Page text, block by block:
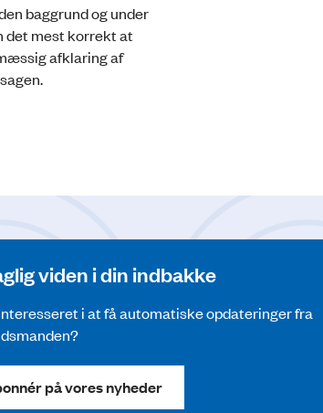
baggrund og under
det mest korrekt at
afklaring af
viden i din indbakke
i at få automatiske opdateringer fra
på vores nyheder